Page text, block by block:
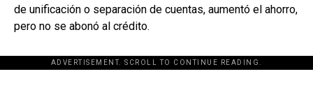
de unificación o separación de cuentas, aumentó el ahorro,
pero no se abonó al crédito.
ADVERTISEMENT. SCROLL TO CONTINUE READING.